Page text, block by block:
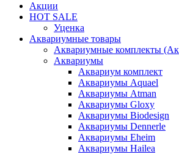
Акции
HOT SALE
Уценка
Аквариумные товары
Аквариумные комплекты
Аквариумы
Аквариум комплект
Аквариумы Aquael
Аквариумы Atman
Аквариумы Gloxy
Аквариумы Biodesign
Аквариумы Dennerle
Аквариумы Eheim
Аквариумы Hailea